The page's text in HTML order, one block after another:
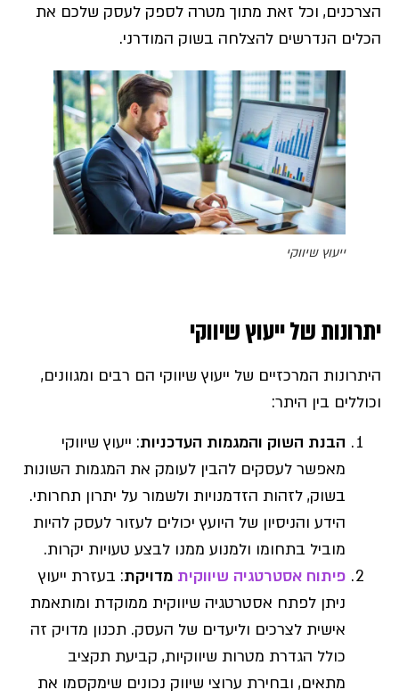
הצרכנים, וכל זאת מתוך מטרה לספק לעסק שלכם את
הכלים הנדרשים להצלחה בשוק המודרני.
ייעוץ שיווקי
יתרונות של ייעוץ שיווקי
היתרונות המרכזיים של ייעוץ שיווקי הם רבים ומגוונים,
וכוללים בין היתר:
הבנת השוק והמגמות העדכניות: ייעוץ שיווקי
מאפשר לעסקים להבין לעומק את המגמות השונות
בשוק, לזהות הזדמנויות ולשמור על יתרון תחרותי.
הידע והניסיון של היועץ יכולים לעזור לעסק להיות
מוביל בתחומו ולמנוע ממנו לבצע טעויות יקרות.
פיתוח אסטרטגיה שיווקית מדויקת: בעזרת ייעוץ
ניתן לפתח אסטרטגיה שיווקית ממוקדת ומותאמת
אישית לצרכים וליעדים של העסק. תכנון מדויק זה
כולל הגדרת מטרות שיווקיות, קביעת תקציב
מתאים, ובחירת ערוצי שיווק נכונים שימקסמו את